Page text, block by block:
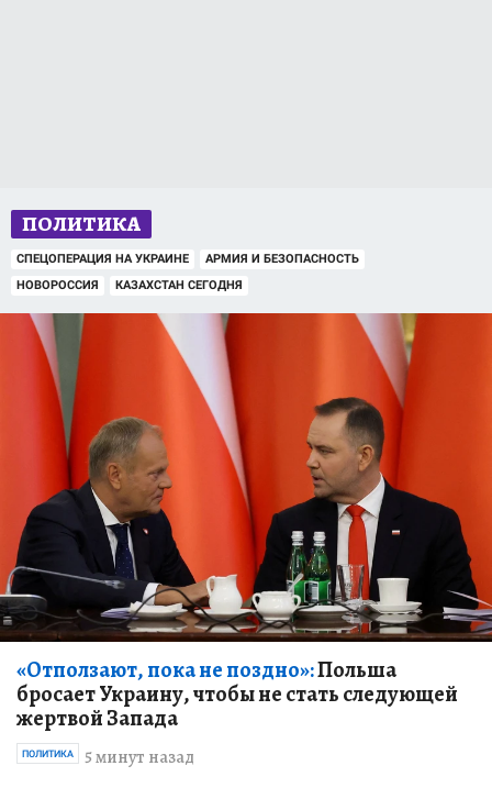
ПОЛИТИКА
СПЕЦОПЕРАЦИЯ НА УКРАИНЕ
АРМИЯ И БЕЗОПАСНОСТЬ
НОВОРОССИЯ
КАЗАХСТАН СЕГОДНЯ
«Отползают, пока не поздно»:Польша
бросает Украину, чтобы не стать следующей
жертвой Запада
5 минут назад
ПОЛИТИКА